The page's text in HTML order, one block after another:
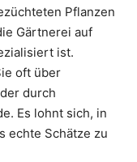
Pflanzen
Gärtnerei auf
ist.
oft über
durch
Es lohnt sich, in
echte Schätze zu